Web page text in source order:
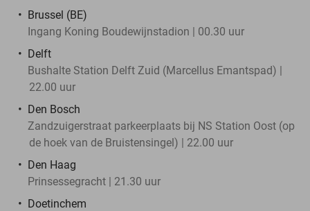
Brussel (BE)
Ingang Koning Boudewijnstadion | 00.30 uur
Delft
Bushalte Station Delft Zuid (Marcellus Emantspad) |
22.00 uur
Den Bosch
Zandzuigerstraat parkeerplaats bij NS Station Oost (op
de hoek van de Bruistensingel) | 22.00 uur
Den Haag
Prinsessegracht | 21.30 uur
Doetinchem